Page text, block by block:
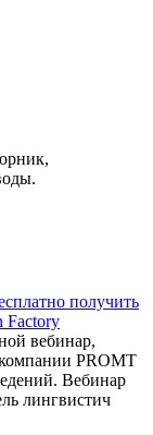
получить
Factory
вебинар,
PROMT
Вебинар
лингвистич